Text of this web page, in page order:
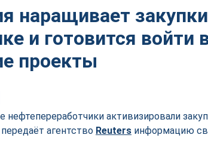
наращивает закупки
и готовится войти
проекты
нефтепереработчики активизировали
агентство Reuters информацию